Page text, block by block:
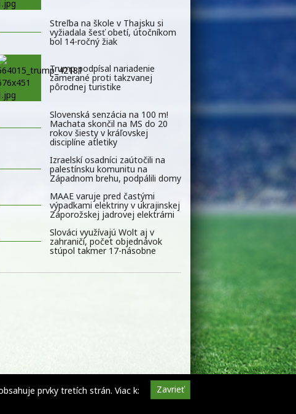
Streľba na škole v Thajsku si
vyžiadala šesť obetí, útočníkom
bol 14-ročný žiak
Trump podpísal nariadenie
zamerané proti takzvanej
pôrodnej turistike
Slovenská senzácia na 100 m!
Machata skončil na MS do 20
rokov šiesty v kráľovskej
disciplíne atletiky
Izraelskí osadníci zaútočili na
palestínsku komunitu na
Západnom brehu, podpálili domy
MAAE varuje pred častými
výpadkami elektriny v ukrajinskej
Záporožskej jadrovej elektrárni
Slováci využívajú Wolt aj v
zahraničí, počet objednávok
stúpol takmer 17-násobne
Zavrieť
prvky tretích strán. Viac k: